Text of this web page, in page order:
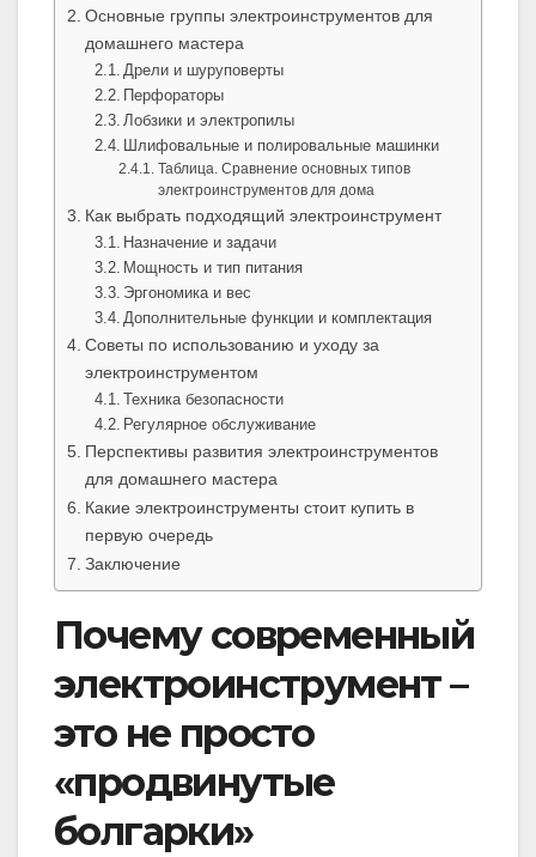
Основные группы электроинструментов для
домашнего мастера
Дрели и шуруповерты
Перфораторы
Лобзики и электропилы
Шлифовальные и полировальные машинки
Таблица. Сравнение основных типов
электроинструментов для дома
Как выбрать подходящий электроинструмент
Назначение и задачи
Мощность и тип питания
Эргономика и вес
Дополнительные функции и комплектация
Советы по использованию и уходу за
электроинструментом
Техника безопасности
Регулярное обслуживание
Перспективы развития электроинструментов
для домашнего мастера
Какие электроинструменты стоит купить в
первую очередь
Заключение
Почему современный
электроинструмент –
это не просто
«продвинутые
болгарки»